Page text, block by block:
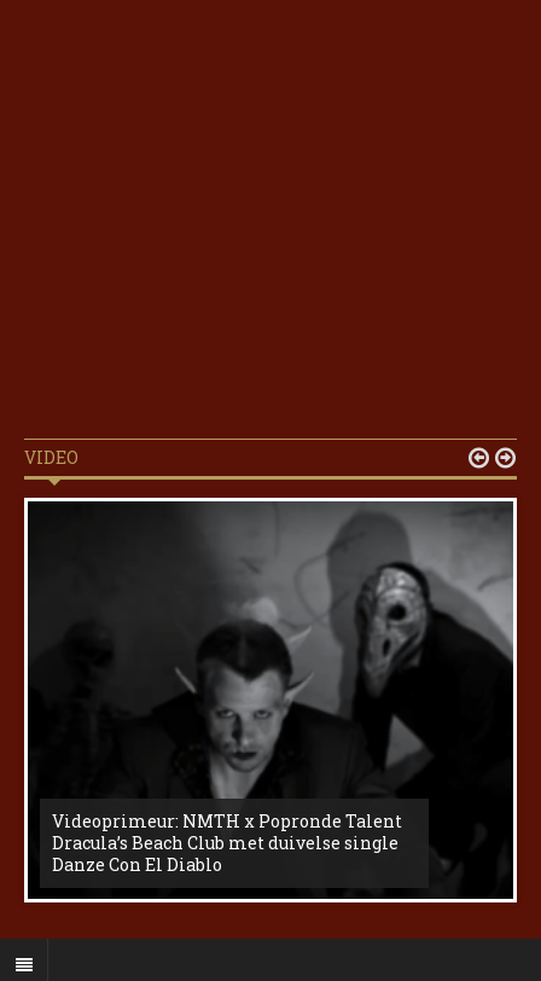
VIDEO
Videoprimeur: NMTH x Popronde Talent
Dracula’s Beach Club met duivelse single
Danze Con El Diablo
 